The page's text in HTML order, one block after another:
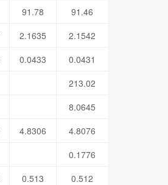
91.78
91.46
2.1635
2.1542
0.0433
0.0431
213.02
8.0645
4.8306
4.8076
0.1776
0.513
0.512